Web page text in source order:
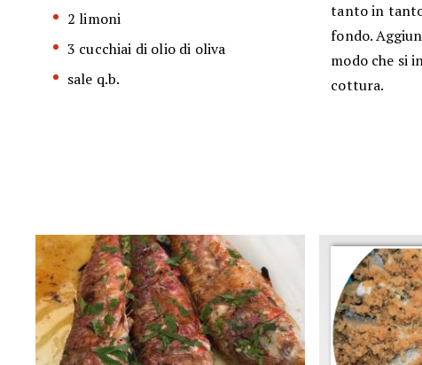
2 limoni
3 cucchiai di olio di oliva
sale q.b.
tanto in
fondo.
modo che si
cottura.